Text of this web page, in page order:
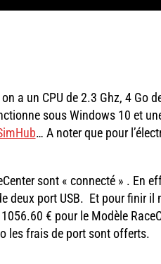
a un CPU de 2.3 Ghz, 4 Go
sous Windows 10 et
… A noter que pour
sont « connecté » . En
deux port USB. Et pour finir il
€ pour le Modèle
les frais de port sont offerts.